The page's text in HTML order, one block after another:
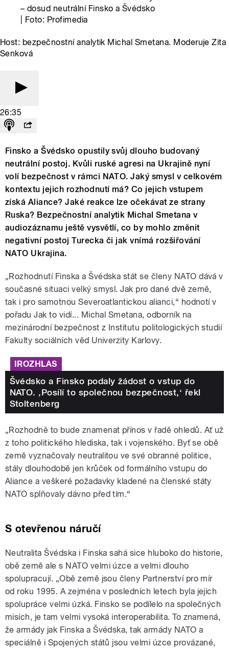
– dosud neutrální Finsko a Švédsko
| Foto: Profimedia
Host: bezpečnostní analytik Michal Smetana. Moderuje Zita
Senková
26:35
Finsko a Švédsko opustily svůj dlouho budovaný
neutrální postoj. Kvůli ruské agresi na Ukrajině nyní
volí bezpečnost v rámci NATO. Jaký smysl v celkovém
kontextu jejich rozhodnutí má? Co jejich vstupem
získá Aliance? Jaké reakce lze očekávat ze strany
Ruska? Bezpečnostní analytik Michal Smetana v
audiozáznamu ještě vysvětlí, co by mohlo změnit
negativní postoj Turecka či jak vnímá rozšiřování
NATO Ukrajina.
„Rozhodnutí Finska a Švédska stát se členy NATO dává v
současné situaci velký smysl. Jak pro dané dvě země,
tak i pro samotnou Severoatlantickou alianci,“ hodnotí v
pořadu Jak to vidí... Michal Smetana, odborník na
mezinárodní bezpečnost z Institutu politologických studií
Fakulty sociálních věd Univerzity Karlovy.
IROZHLAS
Švédsko a Finsko podaly žádost o vstup do
NATO. ‚Posílí to společnou bezpečnost,‘ řekl
Stoltenberg
„Rozhodně to bude znamenat přínos v řadě ohledů. Ať už
z toho politického hlediska, tak i vojenského. Byť se obě
země vyznačovaly neutralitou ve své obranné politice,
stály dlouhodobě jen krůček od formálního vstupu do
Aliance a veškeré požadavky kladené na členské státy
NATO splňovaly dávno před tím.“
S otevřenou náručí
Neutralita Švédska i Finska sahá sice hluboko do historie,
obě země ale s NATO velmi úzce a velmi dlouho
spolupracují. „Obě země jsou členy Partnerství pro mír
od roku 1995. A zejména v posledních letech byla jejich
spolupráce velmi úzká. Finsko se podílelo na společných
misích, je tam velmi vysoká interoperabilita. To znamená,
že armády jak Finska a Švédska, tak armády NATO a
speciálně i Spojených států jsou velmi úzce provázané,